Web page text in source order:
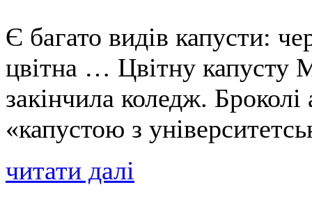
Є багато видів капусти:
цвітна … Цвітну капусту
закінчила коледж.
«капустою з
читати далі